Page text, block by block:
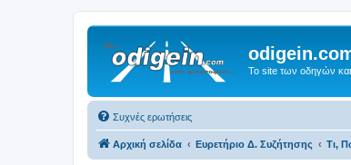
Το site των οδηγών
Συχνές ερωτήσεις
Αρχική σελίδα Ευρετήριο Δ. Συζήτησης Τι,